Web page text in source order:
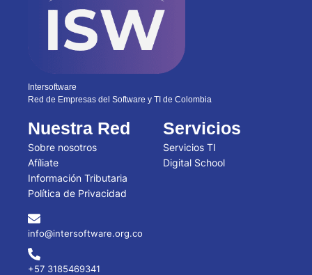
Intersoftware
Red de Empresas del Software y TI de Colombia
Nuestra Red
Sobre nosotros
Afíliate
Información Tributaria
Política de Privacidad
Servicios
Servicios TI
Digital School
info@intersoftware.org.co
+57 3185469341